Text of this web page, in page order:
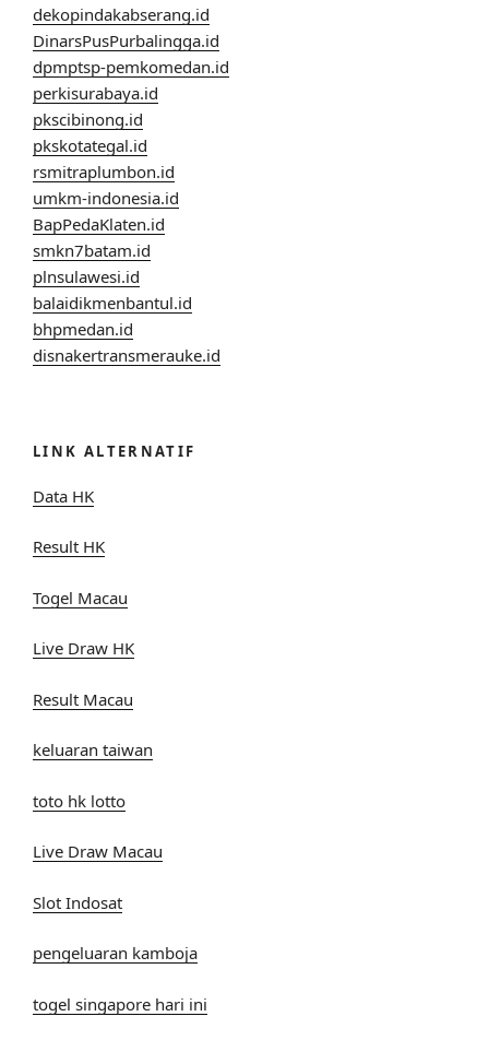
dekopindakabserang.id
DinarsPusPurbalingga.id
dpmptsp-pemkomedan.id
perkisurabaya.id
pkscibinong.id
pkskotategal.id
rsmitraplumbon.id
umkm-indonesia.id
BapPedaKlaten.id
smkn7batam.id
plnsulawesi.id
balaidikmenbantul.id
bhpmedan.id
disnakertransmerauke.id
LINK ALTERNATIF
Data HK
Result HK
Togel Macau
Live Draw HK
Result Macau
keluaran taiwan
toto hk lotto
Live Draw Macau
Slot Indosat
pengeluaran kamboja
togel singapore hari ini